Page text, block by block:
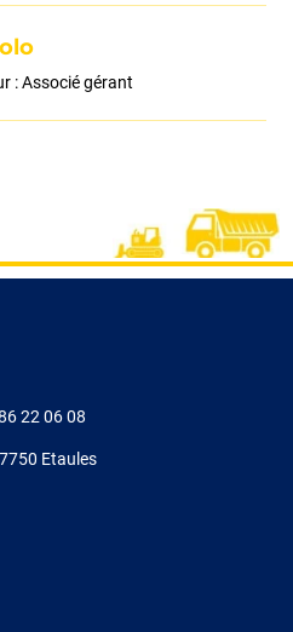
: Associé gérant
22 06 08
Etaules